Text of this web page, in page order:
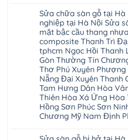
Thanh
Xuân
Kim
Động
Giang
Cầu
Giấy
Văn
Lâm
tphcm
Khoái
Châu
Trì
Thanh
Xuân
Đoan
Hùng
Thanh
Ba
Cầu
Giấy
Hạ
Hòa
Cẩm
Khê
Tây
Hồ
Yên
Lập
Thanh
Ninh
Hoài
Đức
Bình
Dương
Thủ
Đức
Thanh
Xuân
Thái
Nguyên
Phú
Thọ
Bắc
Giang
Long
Biên
Hải
Dương
Bắc
nhựa
giả
gỗ
cong
vênh
Sửa
mặt
bậc
cầu
thang
nhựa
sửa
cửa
nhựa
composite
hoài
đức
đan
thanh
bình
luận
ở
Sửa
chữa
sàn
gỗ
bị
phồng
tại
Hà
Nội
Sửa
sàn
gỗ
công
nghiệp
tại
Nội
Sửa chữa sàn gỗ tại Hà
nghiệp tại Hà Nội Sửa
mặt bậc cầu thang
composite Thanh Trì
tphcm Ngọc Hồi Thanh
Gòn Thường Tín
Thơ Phú Xuyên
Nẵng Đại Xuyên Thanh
Tam Hưng Dân Hòa
Thiên Hòa Xá Ứng
Hồng Sơn Phúc Sơn
Chương Mỹ Nam Định